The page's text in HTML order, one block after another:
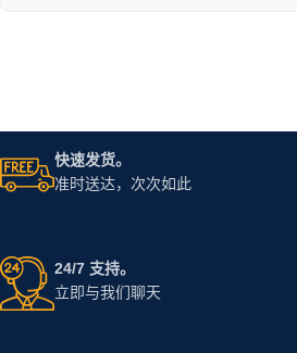
快速发货。
准时送达，次次如此
24/7 支持。
立即与我们聊天